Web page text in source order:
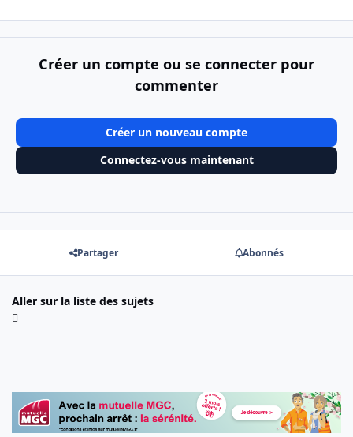
Créer un compte ou se connecter pour
commenter
Créer un nouveau compte
Connectez-vous maintenant
Partager Abonnés
Aller sur la liste des sujets